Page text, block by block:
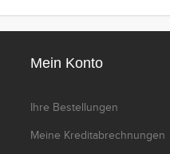
Mein Konto
Ihre Bestellungen
Meine Kreditabrechnungen